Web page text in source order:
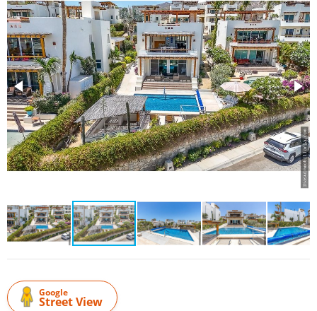
Google
Street View